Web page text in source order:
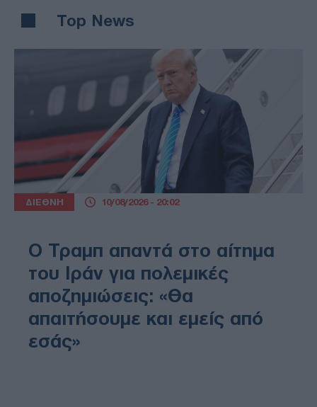
Top News
ΔΙΕΘΝΗ 10/08/2026 - 20:02
Ο Τραμπ απαντά στο αίτημα
του Ιράν για πολεμικές
αποζημιώσεις: «Θα
απαιτήσουμε και εμείς από
εσάς»